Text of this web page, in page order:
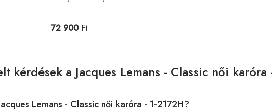
72 900Ft
kérdések a Jacques Lemans - Classic női
Lemans - Classic női karóra - 1-2172H?